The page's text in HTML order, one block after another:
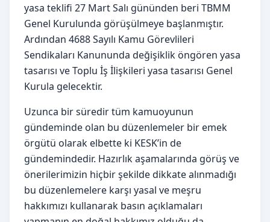
yasa teklifi 27 Mart Salı gününden beri TBMM
Genel Kurulunda görüşülmeye başlanmıştır.
Ardından 4688 Sayılı Kamu Görevlileri
Sendikaları Kanununda değişiklik öngören yasa
tasarısı ve Toplu İş İlişkileri yasa tasarısı Genel
Kurula gelecektir.
Uzunca bir süredir tüm kamuoyunun
gündeminde olan bu düzenlemeler bir emek
örgütü olarak elbette ki KESK’in de
gündemindedir. Hazırlık aşamalarında görüş ve
önerilerimizin hiçbir şekilde dikkate alınmadığı
bu düzenlemelere karşı yasal ve meşru
hakkımızı kullanarak basın açıklamaları